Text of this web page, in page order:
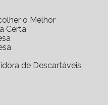
o Melhor
Certa
de Descartáveis